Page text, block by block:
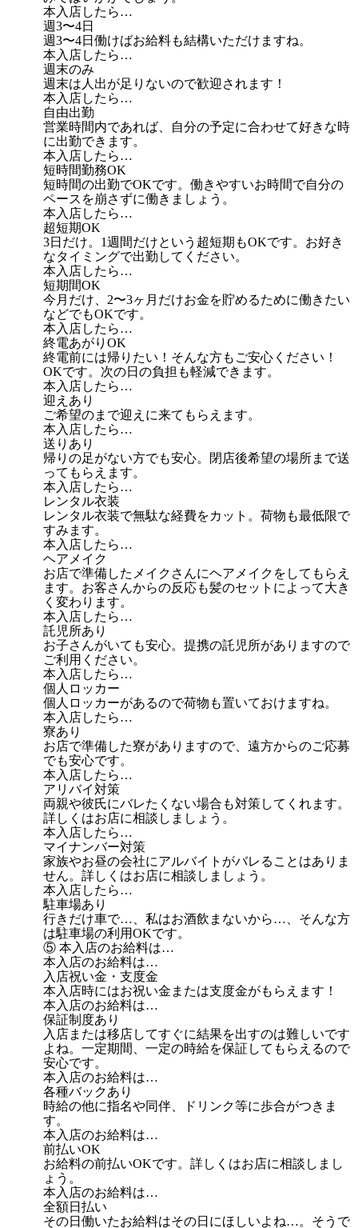
本入店したら…
週3〜4日
週3〜4日働けばお給料も結構いただけますね。
本入店したら…
週末のみ
週末は人出が足りないので歓迎されます！
本入店したら…
自由出勤
営業時間内であれば、自分の予定に合わせて好きな時
に出勤できます。
本入店したら…
短時間勤務OK
短時間の出勤でOKです。働きやすいお時間で自分の
ペースを崩さずに働きましょう。
本入店したら…
超短期OK
3日だけ。1週間だけという超短期もOKです。お好き
なタイミングで出勤してください。
本入店したら…
短期間OK
今月だけ、2〜3ヶ月だけお金を貯めるために働きたい
などでもOKです。
本入店したら…
終電あがりOK
終電前には帰りたい！そんな方もご安心ください！
OKです。次の日の負担も軽減できます。
本入店したら…
迎えあり
ご希望のまで迎えに来てもらえます。
本入店したら…
送りあり
帰りの足がない方でも安心。閉店後希望の場所まで送
ってもらえます。
本入店したら…
レンタル衣装
レンタル衣装で無駄な経費をカット。荷物も最低限で
すみます。
本入店したら…
ヘアメイク
お店で準備したメイクさんにヘアメイクをしてもらえ
ます。お客さんからの反応も髪のセットによって大き
く変わります。
本入店したら…
託児所あり
お子さんがいても安心。提携の託児所がありますので
ご利用ください。
本入店したら…
個人ロッカー
個人ロッカーがあるので荷物も置いておけますね。
本入店したら…
寮あり
お店で準備した寮がありますので、遠方からのご応募
でも安心です。
本入店したら…
アリバイ対策
両親や彼氏にバレたくない場合も対策してくれます。
詳しくはお店に相談しましょう。
本入店したら…
マイナンバー対策
家族やお昼の会社にアルバイトがバレることはありま
せん。詳しくはお店に相談しましょう。
本入店したら…
駐車場あり
行きだけ車で…、私はお酒飲まないから…、そんな方
は駐車場の利用OKです。
⑤ 本入店のお給料は…
本入店のお給料は…
入店祝い金・支度金
本入店時にはお祝い金または支度金がもらえます！
本入店のお給料は…
保証制度あり
入店または移店してすぐに結果を出すのは難しいです
よね。一定期間、一定の時給を保証してもらえるので
安心です。
本入店のお給料は…
各種バックあり
時給の他に指名や同伴、ドリンク等に歩合がつきま
す。
本入店のお給料は…
前払いOK
お給料の前払いOKです。詳しくはお店に相談しまし
ょう。
本入店のお給料は…
全額日払い
その日働いたお給料はその日にほしいよね…。そうで